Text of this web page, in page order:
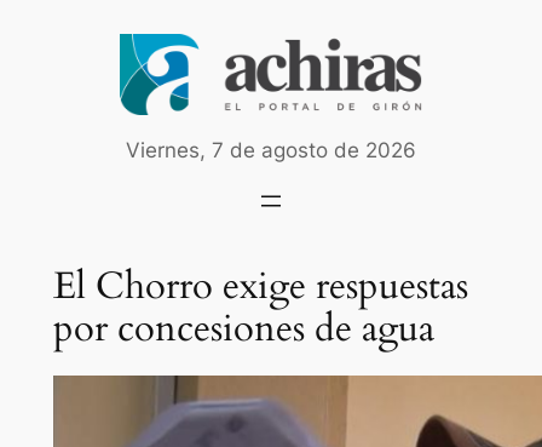
Viernes, 7 de agosto de 2026
El Chorro exige respuestas
por concesiones de agua